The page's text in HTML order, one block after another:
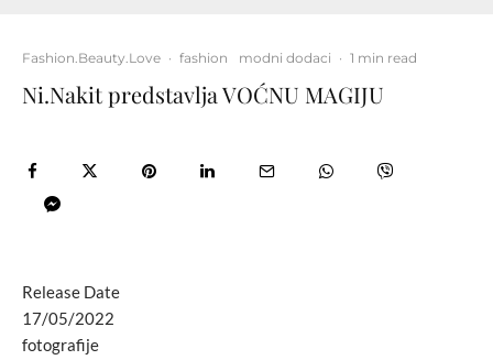
Fashion.Beauty.Love · fashion modni dodaci · 1 min read
Ni.Nakit predstavlja VOĆNU MAGIJU
Release Date
17/05/2022
fotografije